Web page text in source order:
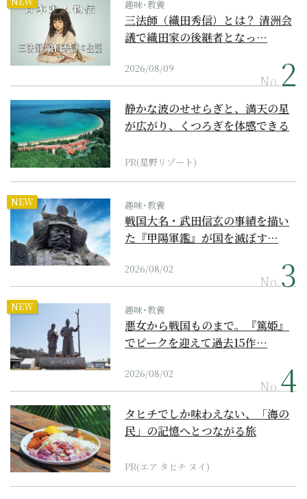
趣味･教養
三法師（織田秀信）とは？ 清洲会
議で織田家の後継者となっ…
2026/08/09
No.
静かな波のせせらぎと、満天の星
が広がり、くつろぎを体感できる
PR(星野リゾート)
NEW 趣味･教養
戦国大名・武田信玄の事績を描い
た『甲陽軍鑑』が国を滅ぼす…
2026/08/02
No.
NEW 趣味･教養
悪女から戦国ものまで。『篤姫』
でピークを迎えて過去15作…
2026/08/02
No.
タヒチでしか味わえない、「海の
民」の記憶へとつながる旅
PR(エア タヒチ ヌイ)